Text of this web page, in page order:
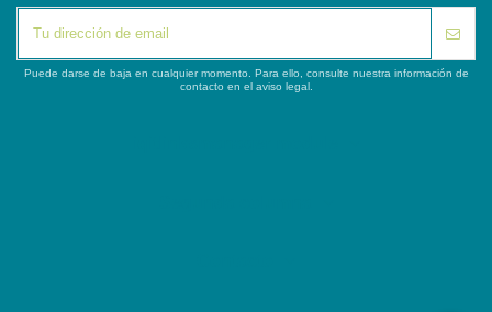
Puede darse de baja en cualquier momento. Para ello, consulte nuestra información de
contacto en el aviso legal.